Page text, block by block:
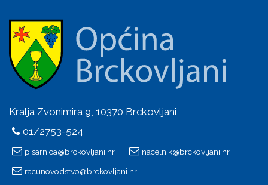
Kralja Zvonimira 9, 10370 Brckovljani
01/2753-524
pisarnica@brckovljani.hr nacelnik@brckovljani.hr
racunovodstvo@brckovljani.hr